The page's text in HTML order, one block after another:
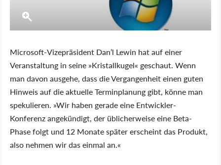
Microsoft-Vizepräsident Dan’l Lewin hat auf einer
Veranstaltung in seine »Kristallkugel« geschaut. Wenn
man davon ausgehe, dass die Vergangenheit einen guten
Hinweis auf die aktuelle Terminplanung gibt, könne man
spekulieren. »Wir haben gerade eine Entwickler-
Konferenz angekündigt, der üblicherweise eine Beta-
Phase folgt und 12 Monate später erscheint das Produkt,
also nehmen wir das einmal an.«